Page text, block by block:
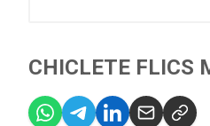
CHICLETE FLICS